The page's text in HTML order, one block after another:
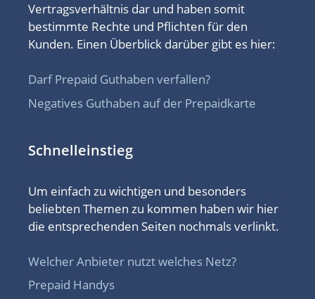
Vertragsverhältnis dar und haben somit
bestimmte Rechte und Pflichten für den
Kunden. Einen Überblick darüber gibt es hier:
Darf Prepaid Guthaben verfallen?
Negatives Guthaben auf der Prepaidkarte
Schnelleinstieg
Um einfach zu wichtigen und besonders
beliebten Themen zu kommen haben wir hier
die entsprechenden Seiten nochmals verlinkt.
Welcher Anbieter nutzt welches Netz?
Prepaid Handys